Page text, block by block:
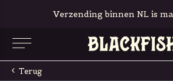
Verzending binnen NL is
Terug